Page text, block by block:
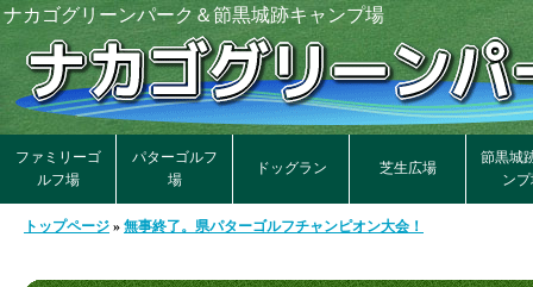
ナカゴグリーンパーク＆節黒城跡キャンプ場
ファミリーゴ
ルフ場
パターゴルフ
場
ドッグラン 芝生広場
節黒城
ン
トップページ » 無事終了。県パターゴルフチャンピオン大会！